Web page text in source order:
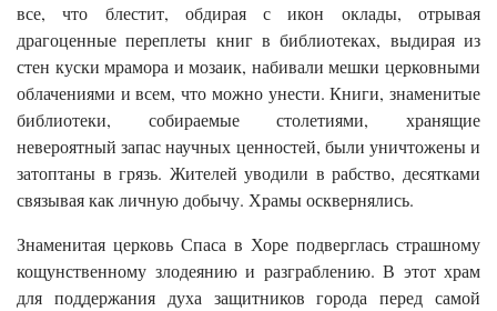
все, что блестит, обдирая с икон оклады, отрывая
драгоценные переплеты книг в библиотеках, выдирая из
стен куски мрамора и мозаик, набивали мешки церковными
облачениями и всем, что можно унести. Книги, знаменитые
библиотеки, собираемые столетиями, хранящие
невероятный запас научных ценностей, были уничтожены и
затоптаны в грязь. Жителей уводили в рабство, десятками
связывая как личную добычу. Храмы осквернялись.
Знаменитая церковь Спаса в Хоре подверглась страшному
кощунственному злодеянию и разграблению. В этот храм
для поддержания духа защитников города перед самой